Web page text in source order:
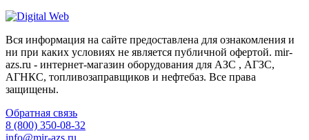
Вся информация на сайте предоставлена для ознакомления и
ни при каких условиях не является публичной офертой. mir-
azs.ru - интернет-магазин оборудования для АЗС , АГЗС,
АГНКС, топливозаправщиков и нефтебаз. Все права
защищены.
Обратная связь
8 (800) 350-08-32